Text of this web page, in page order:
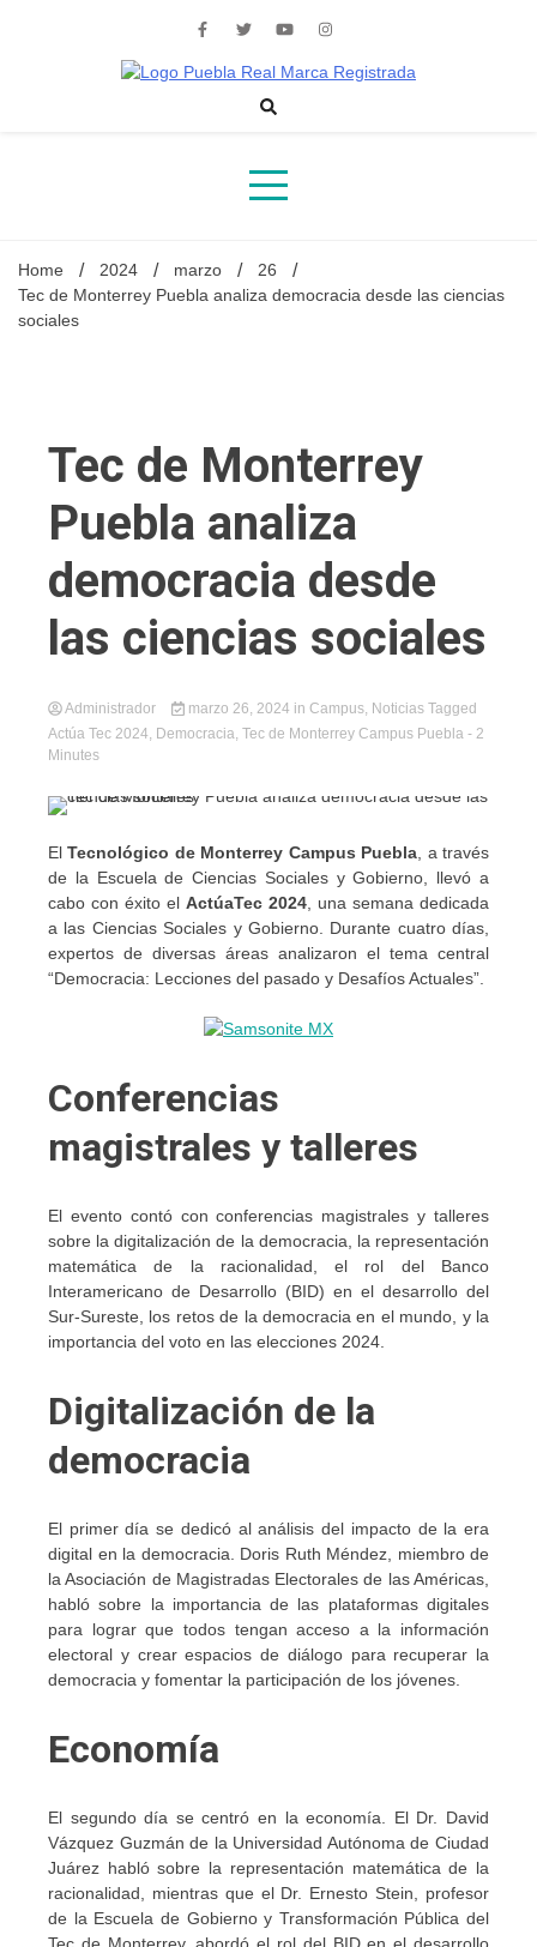
Noticias de actualidad de Puebla, México y el mundo
Home 2024 marzo
26
Tec de Monterrey Puebla analiza democracia desde las ciencias
sociales
Tec de Monterrey
Puebla analiza
democracia desde
las ciencias sociales
Administrador marzo 26, 2024 in Campus, Noticias Tagged
Actúa Tec 2024, Democracia, Tec de Monterrey Campus Puebla - 2
Minutes
ElTecnológico de Monterrey Campus Puebla , a través
de la Escuela de Ciencias Sociales y Gobierno, llevó a
cabo con éxito el ActúaTec 2024 , una semana dedicada
a las Ciencias Sociales y Gobierno. Durante cuatro días,
expertos de diversas áreas analizaron el tema central
“Democracia: Lecciones del pasado y Desafíos Actuales”.
Conferencias
magistrales y talleres
El evento contó con conferencias magistrales y talleres
sobre la digitalización de la democracia, la representación
matemática de la racionalidad, el rol del Banco
Interamericano de Desarrollo (BID) en el desarrollo del
Sur-Sureste, los retos de la democracia en el mundo, y la
importancia del voto en las elecciones 2024.
Digitalización de la
democracia
El primer día se dedicó al análisis del impacto de la era
digital en la democracia. Doris Ruth Méndez, miembro de
la Asociación de Magistradas Electorales de las Américas,
habló sobre la importancia de las plataformas digitales
para lograr que todos tengan acceso a la información
electoral y crear espacios de diálogo para recuperar la
democracia y fomentar la participación de los jóvenes.
Economía
El segundo día se centró en la economía. El Dr. David
Vázquez Guzmán de la Universidad Autónoma de Ciudad
Juárez habló sobre la representación matemática de la
racionalidad, mientras que el Dr. Ernesto Stein, profesor
de la Escuela de Gobierno y Transformación Pública del